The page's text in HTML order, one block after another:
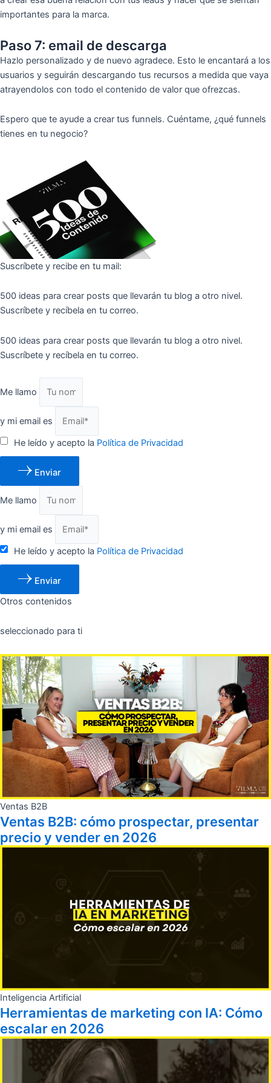
importantes para la marca.
Paso 7: email de descarga
Hazlo personalizado y de nuevo agradece. Esto le encantará a los
usuarios y seguirán descargando tus recursos a medida que vaya
atrayendolos con todo el contenido de valor que ofrezcas.
Espero que te ayude a crear tus funnels. Cuéntame, ¿qué funnels
tienes en tu negocio?
Suscríbete y recibe en tu mail:
500 ideas para crear posts que llevarán tu blog a otro nivel.
Suscríbete y recíbela en tu correo.
500 ideas para crear posts que llevarán tu blog a otro nivel.
Suscríbete y recíbela en tu correo.
Me llamo
y mi email es
He leído y acepto la Política de Privacidad
Enviar
Me llamo
y mi email es
He leído y acepto la Política de Privacidad
Enviar
Otros contenidos
seleccionado para ti
Ventas B2B
Ventas B2B: cómo prospectar, presentar
precio y vender en 2026
Inteligencia Artificial
Herramientas de marketing con IA: Cómo
escalar en 2026